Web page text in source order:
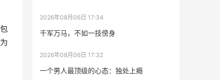
2026年08月06日 17:34
千军万马，不如一技傍身
2026年08月06日 17:32
一个男人最顶级的心态：独处上瘾